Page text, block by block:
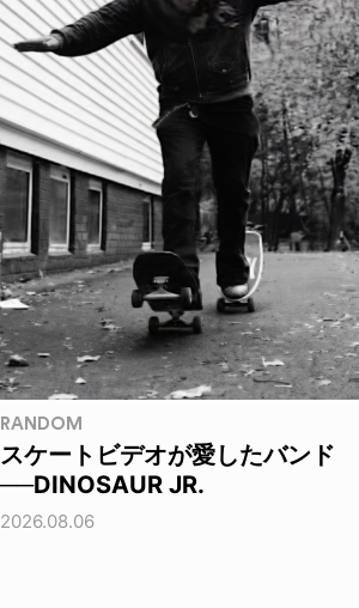
RANDOM
スケートビデオが愛したバンド
──DINOSAUR JR.
2026.08.06